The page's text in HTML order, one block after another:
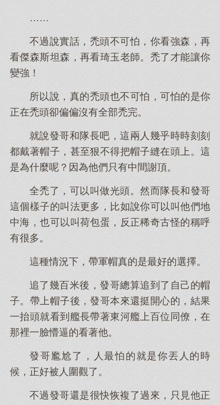
……
不過說實話，禿頭不可怕，你看強森，再
看傑森斯坦森，再看琦玉老師。禿了才能讓你
變強！
所以說，真的禿頭也不可怕，可怕的是你
正在禿頭卻偏偏沒有全部禿完。
就說發哥和隊長吧，這兩人幾乎時時刻刻
都戴著帽子，甚至狠不得把帽子縫在頭上。這
是為什麼呢？因為他們只有中間謝頂。
全禿了，可以叫做光頭。然而隊長和發哥
這個樣子的叫法更多，比如說你可以叫他們地
中海，也可以叫荷包蛋，反正稀奇古怪的稱呼
有很多。
這種情況下，帶軍帽真的是最好的選擇。
追了幾百米後，發哥總算追到了自己的帽
子。帶上帽子後，發哥本來還挺開心的，結果
一抬頭就看到艦長帶著東河艦上百位同僚，在
那裡一臉懵逼的看著他。
發哥尷尬了，人最怕的就是你丟人的時
候，正好被人圍觀了。
不過發哥還是很快恢複了過來，只見他正